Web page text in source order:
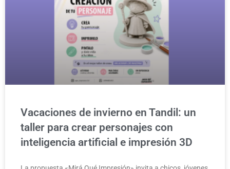
Vacaciones de invierno en Tandil: un
taller para crear personajes con
inteligencia artificial e impresión 3D